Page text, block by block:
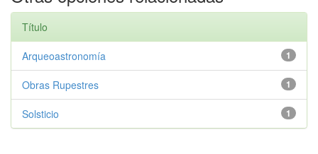
Título
1
Arqueoastronomía
1
Obras Rupestres
1
Solsticio